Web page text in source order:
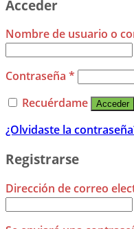
Acceder
Nombre de usuario o
Contraseña *
Recuérdame
Acceder
¿Olvidaste la
Registrarse
Dirección de correo